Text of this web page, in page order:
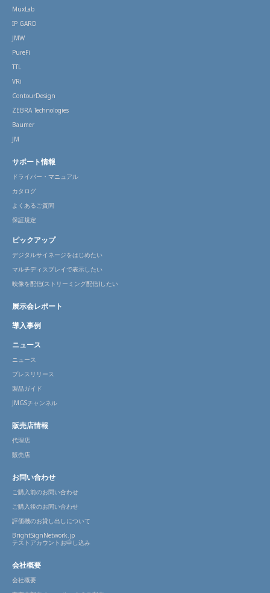
MuxLab
IP GARD
JMW
PureFi
TTL
VRi
ContourDesign
ZEBRA Technologies
Baumer
JM
サポート情報
ドライバー・マニュアル
カタログ
よくあるご質問
保証規定
ピックアップ
デジタルサイネージをはじめたい
マルチディスプレイで表示したい
映像を配信(ストリーミング配信)したい
展示会レポート
導入事例
ニュース
ニュース
プレスリリース
製品ガイド
JMGSチャンネル
販売店情報
代理店
販売店
お問い合わせ
ご購入前のお問い合わせ
ご購入後のお問い合わせ
評価機のお貸し出しについて
BrightSignNetwork.jp
テストアカウントお申し込み
会社概要
会社概要